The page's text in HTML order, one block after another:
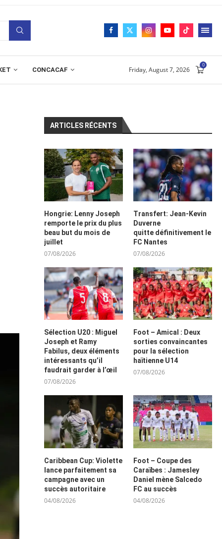
CONCACAF Friday, August 7, 2026
0
ARTICLES RÉCENTS
Hongrie: Lenny Joseph
remporte le prix du plus
beau but du mois de
juillet
07/08/2026
Transfert: Jean-Kevin
Duverne
quitte définitivement le
FC Nantes
07/08/2026
Sélection U20 : Miguel
Joseph et Ramy
Fabilus, deux éléments
intéressants qu’il
faudrait garder à l’œil
07/08/2026
Foot – Amical : Deux
sorties convaincantes
pour la sélection
haïtienne U14
07/08/2026
Caribbean Cup: Violette
lance parfaitement sa
campagne avec un
succès autoritaire
04/08/2026
Foot – Coupe des
Caraïbes : Jamesley
Daniel mène Salcedo
FC au succès
04/08/2026